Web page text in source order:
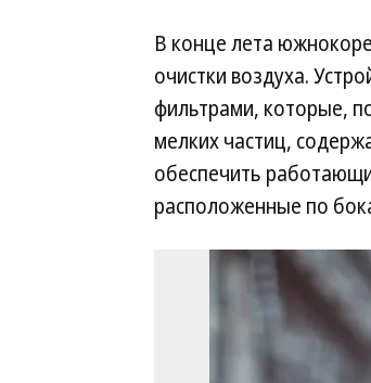
В конце лета
очистки воздуха.
фильтрами, которые,
мелких частиц,
обеспечить
расположенные по